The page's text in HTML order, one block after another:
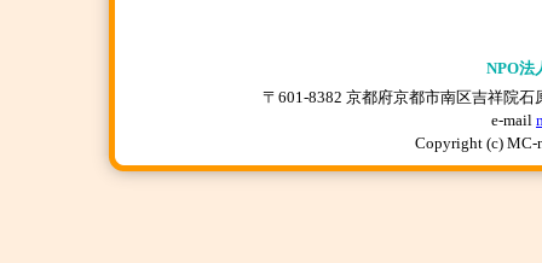
NPO法
〒601-8382 京都府京都市南区吉祥院石
e-mail
Copyright (c) MC-